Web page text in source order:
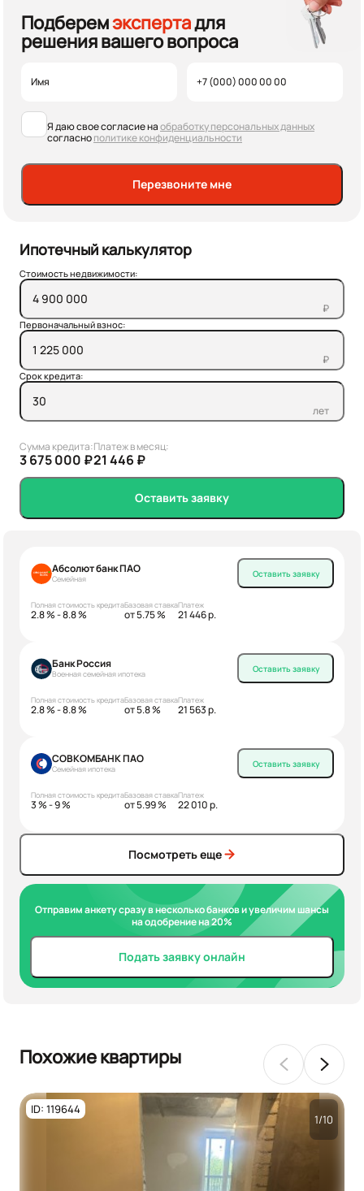
Подберемэкспертадля
решения вашего вопроса
Я даю свое согласие наобработку персональных данных
согласнополитике конфиденциальности
Перезвоните мне
Ипотечный калькулятор
Стоимость недвижимости:
₽
Первоначальный взнос:
₽
Срок кредита:
лет
Сумма кредита:
3 675 000 ₽
Платеж в месяц:
21 446 ₽
Оставить заявку
Абсолют банк ПАО
Семейная
Полная стоимость кредита
2.8 % - 8.8 %
Базовая ставка
от 5.75 %
Платеж
21 446 р.
Оставить заявку
Банк Россия
Военная семейная ипотека
Полная стоимость кредита
2.8 % - 8.8 %
Базовая ставка
от 5.8 %
Платеж
21 563 р.
Оставить заявку
СОВКОМБАНК ПАО
Семейная ипотека
Полная стоимость кредита
3 % - 9 %
Базовая ставка
от 5.99 %
Платеж
22 010 р.
Оставить заявку
Посмотреть еще
Отправим анкету сразу в несколько банков и увеличим шансы
на одобрение на 20%
Подать заявку онлайн
Похожие квартиры
ID: 119644
1/10